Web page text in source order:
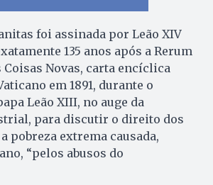
foi assinada por Leão XIV
135 anos após a Rerum
Coisas Novas, carta encíclica
em 1891, durante o
Leão XIII, no auge da
para discutir o direito dos
pobreza extrema causada,
“pelos abusos do